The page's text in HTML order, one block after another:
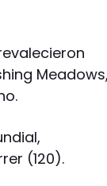
Meadows,
(120).